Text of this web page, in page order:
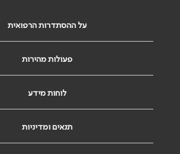
על ההסתדרות הרפואית
פעולות מהירות
לוחות מידע
תנאים ומדיניות